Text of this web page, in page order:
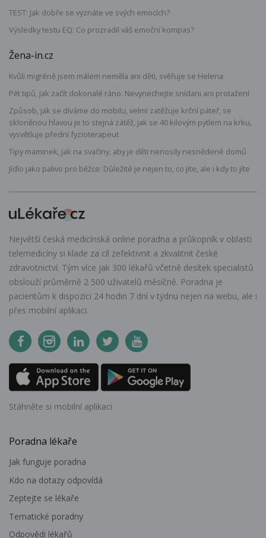
TEST: Jak dobře se vyznáte ve svých emocích?
Výsledky testu EQ: Co prozradil váš emoční kompas?
Žena-in.cz
Kvůli migréně jsem málem neměla ani děti, svěřuje se Helena
Pět tipů, jak začít dokonalé ráno. Nevynechejte snídani ani protažení
Způsob, jak se díváme do mobilu, velmi zatěžuje krční páteř, se
skloněnou hlavou je to stejná zátěž, jak se 40 kilovým pytlem na krku,
vysvětluje přední fyzioterapeut
Tipy maminek, jak na svačiny, aby je děti nenosily nesnědené domů
Jídlo jako palivo pro běžce: Důležité je nejen to, co jíte, ale i kdy to jíte
Největší česká medicínská online poradna a průkopník v oblasti
telemedicíny si klade za cíl zefektivnit a zkvalitnit české
zdravotnictví. Tým více jak 300 lékařů včetně desítek specialistů
obslouží průměrně 2 500 uživatelů měsíčně. Poradna je
pacientům k dispozici 24 hodin 7 dní v týdnu nejen na webu, ale i
přes mobilní aplikaci.
Stáhněte si mobilní aplikaci
Poradna lékaře
Jak funguje poradna
Kdo na dotazy odpovídá
Zeptejte se lékaře
Tematické poradny
Odpovědi lékařů